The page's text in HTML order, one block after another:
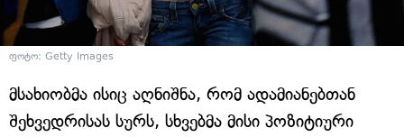
ფოტო: Getty Images
მსახიობმა ისიც აღნიშნა, რომ ადამიანებთან
შეხვედრისას სურს, სხვებმა მისი პოზიტიური